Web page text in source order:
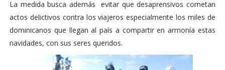
La medida busca además evitar que desaprensivos cometan
actos delictivos contra los viajeros especialmente los miles de
dominicanos que llegan al país a compartir en armonía estas
navidades, con sus seres queridos.